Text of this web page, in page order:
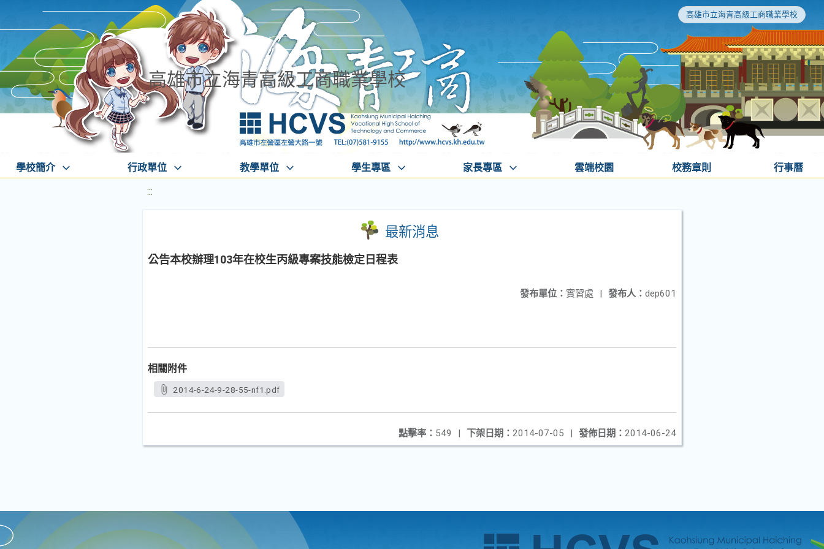
高雄市立海青高級工商職業學校
高雄市立海青高級工商職業學校
學校簡介 行政單位 教學單位 學生專區 家長專區 雲端校園 校務章則 行事曆
:::
最新消息
公告本校辦理103年在校生丙級專案技能檢定日程表
發布人： dep601
發布單位： 實習處 |
相關附件
2014-6-24-9-28-55-nf1.pdf
發佈日期： 2014-06-24
下架日期： 2014-07-05 |
點擊率： 549 |